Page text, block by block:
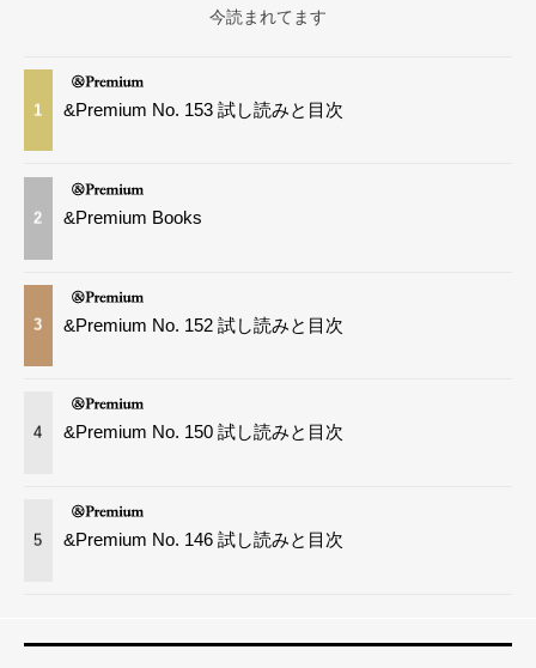
今読まれてます
1 &Premium No. 153 試し読みと目次
2 &Premium Books
3 &Premium No. 152 試し読みと目次
4 &Premium No. 150 試し読みと目次
5 &Premium No. 146 試し読みと目次